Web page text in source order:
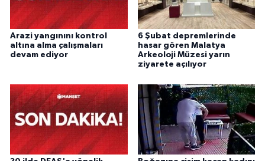
Arazi yangınını kontrol
altına alma çalışmaları
devam ediyor
6 Şubat depremlerinde
hasar gören Malatya
Arkeoloji Müzesi yarın
ziyarete açılıyor